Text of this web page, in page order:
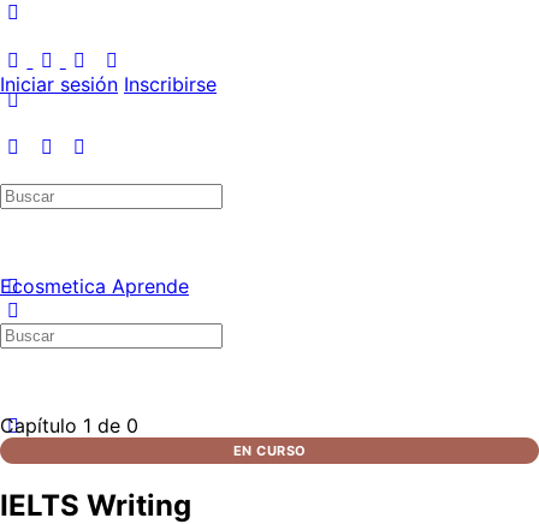
Iniciar sesión Inscribirse
Ecosmetica Aprende
Capítulo 1 de 0
EN CURSO
IELTS Writing